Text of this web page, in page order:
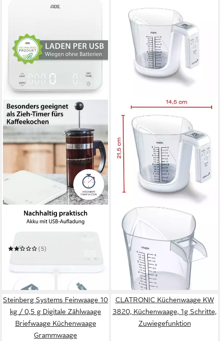
(Aufladen per USB-Kabel)
(5)
-43%
KORONA
Küchenwaage Digitale
Messbecherwaage MIA 1L
Messbecher mit Waage
19,90 € UVP 37,99 €
-48%
in 2-3 Werktagen bei dir
Steinberg Systems Feinwaage 10
kg / 0,5 g Digitale Zählwaage
Briefwaage Küchenwaage
Grammwaage
CLATRONIC Küchenwaage KW
3820, Küchenwaage, 1g Schritte,
Zuwiegefunktion